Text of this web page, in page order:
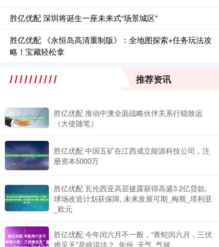
胜亿优配 深圳将诞生一座未来式“场景城区”
胜亿优配 《永恒岛高清重制版》：全地图探索+任务玩法攻
略！宝藏轻松拿
推荐资讯
胜亿优配 推动中澳全面战略伙伴关系行稳致远
（大使随笔）
胜亿优配 中国五矿在江西成立能源科技公司，注
册资本5000万
胜亿优配 瓦伦西亚高层披露获得高盛3.2亿贷款,
球场改造计划获保障, 未来发展可期_梅斯_塔利亚
_欧元
胜亿优配 今年闰六月不一般，“青蛇闰六月，三伏
难见天”是啥说法？_年份_天气_气候